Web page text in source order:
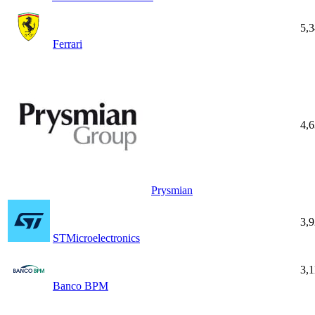
Ferrari
Prysmian
STMicroelectronics
Banco BPM